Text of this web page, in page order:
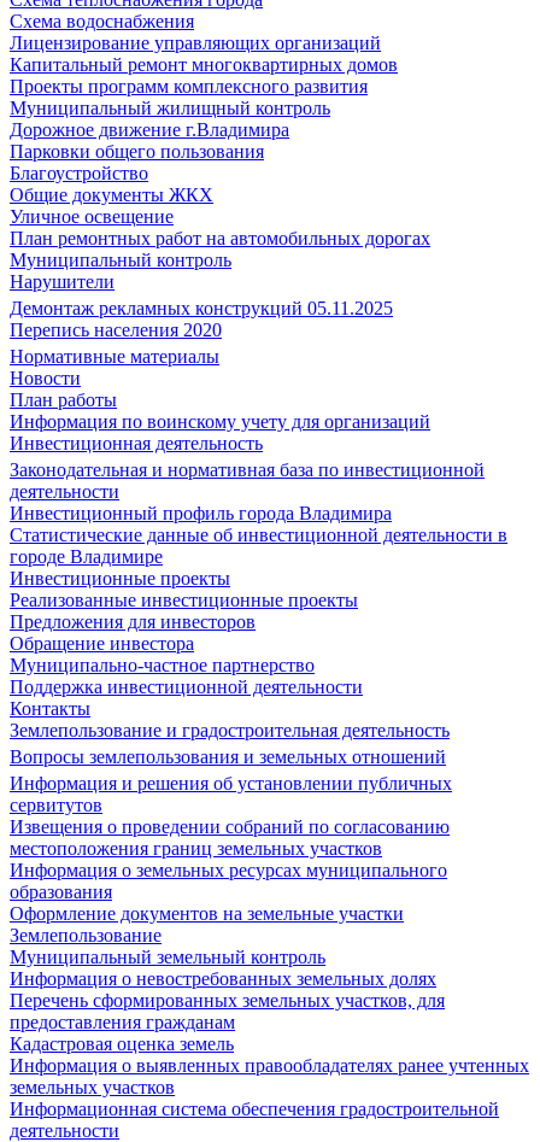
Схема водоснабжения
Лицензирование управляющих организаций
Капитальный ремонт многоквартирных домов
Проекты программ комплексного развития
Муниципальный жилищный контроль
Дорожное движение г.Владимира
Парковки общего пользования
Благоустройство
Общие документы ЖКХ
Уличное освещение
План ремонтных работ на автомобильных дорогах
Муниципальный контроль
Нарушители
Демонтаж рекламных конструкций 05.11.2025
Перепись населения 2020
Нормативные материалы
Новости
План работы
Информация по воинскому учету для организаций
Инвестиционная деятельность
Законодательная и нормативная база по инвестиционной
деятельности
Инвестиционный профиль города Владимира
Статистические данные об инвестиционной деятельности в
городе Владимире
Инвестиционные проекты
Реализованные инвестиционные проекты
Предложения для инвесторов
Обращение инвестора
Муниципально-частное партнерство
Поддержка инвестиционной деятельности
Контакты
Землепользование и градостроительная деятельность
Вопросы землепользования и земельных отношений
Информация и решения об установлении публичных
сервитутов
Извещения о проведении собраний по согласованию
местоположения границ земельных участков
Информация о земельных ресурсах муниципального
образования
Оформление документов на земельные участки
Землепользование
Муниципальный земельный контроль
Информация о невостребованных земельных долях
Перечень сформированных земельных участков, для
предоставления гражданам
Кадастровая оценка земель
Информация о выявленных правообладателях ранее учтенных
земельных участков
Информационная система обеспечения градостроительной
деятельности